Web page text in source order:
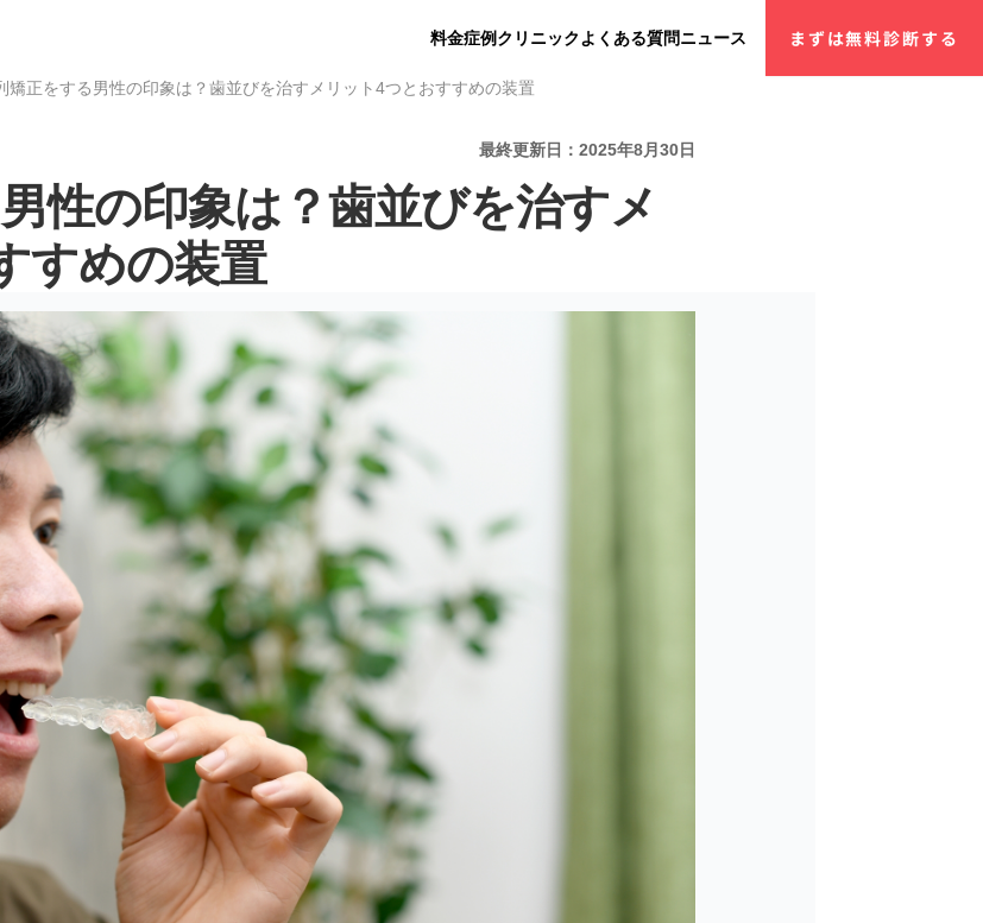
料金症例クリニックよくある質問ニュース まずは無料診断する
矯正をする男性の印象は？歯並びを治すメリット4つとおすすめの装置
最終更新日：2025年8月30日
性の印象は？歯並びを治すメ
すめの装置